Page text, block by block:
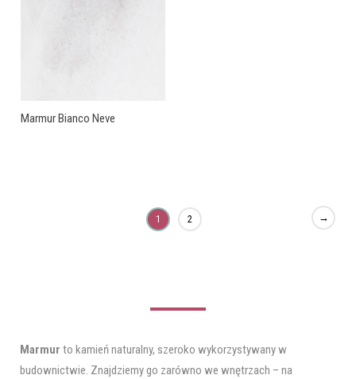
Marmur Bianco Neve
1 2 →
Marmur to kamień naturalny, szeroko wykorzystywany w
budownictwie. Znajdziemy go zarówno we wnętrzach – na